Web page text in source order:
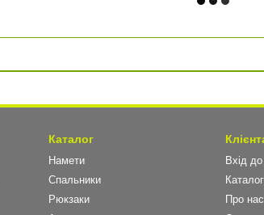
Каталог
Намети
Спальники
Рюкзаки
Вхід до
Каталог
Про нас